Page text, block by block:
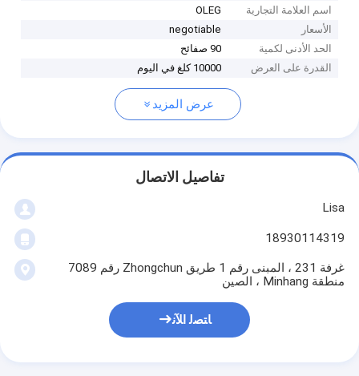
اسم العلامة التجارية
OLEG
الأسعار
negotiable
الحد الأدنى لكمية
90 صفائح
القدرة على العرض
10000 كلغ في اليوم
عرض المزيد
تفاصيل الاتصال
Lisa
18930114319
غرفة 231 ، المبنى رقم 1 طريق Zhongchun رقم 7089
منطقة Minhang ، الصين
ﺎﺘﺼﻟ ﺍﻶﻧ